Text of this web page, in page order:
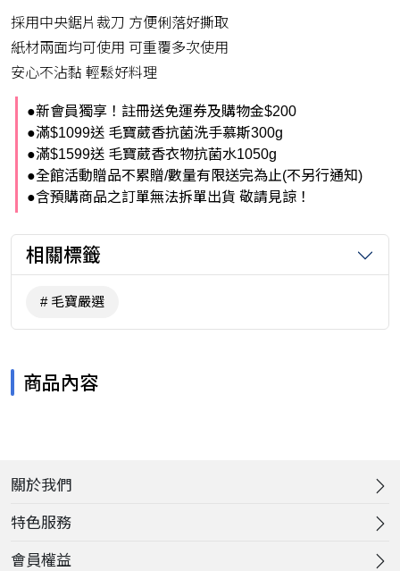
採用中央鋸片裁刀 方便俐落好撕取
紙材兩面均可使用 可重覆多次使用
安心不沾黏 輕鬆好料理
●新會員獨享！註冊送免運券及購物金$200
●滿$1099送 毛寶葳香抗菌洗手慕斯300g
●滿$1599送 毛寶葳香衣物抗菌水1050g
●全館活動贈品不累贈/數量有限送完為止(不另行通知)
●含預購商品之訂單無法拆單出貨 敬請見諒！
相關標籤
毛寶嚴選
商品內容
關於我們
特色服務
會員權益